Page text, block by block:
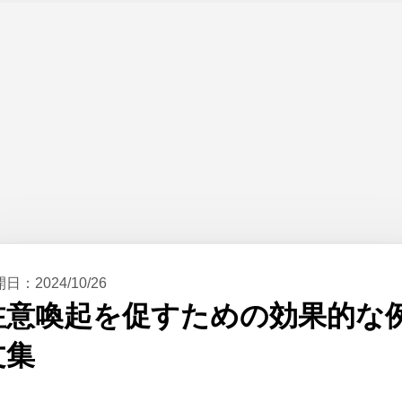
日： 2024/10/26
意喚起を促すための効果的な
集